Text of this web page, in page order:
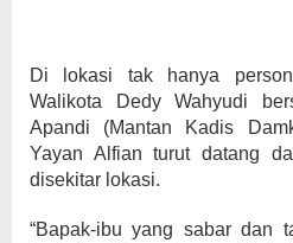
Di lokasi tak hanya
Walikota Dedy Wahyudi
Apandi (Mantan Kadis
Yayan Alfian turut datang
disekitar lokasi.
“Bapak-ibu yang sabar dan